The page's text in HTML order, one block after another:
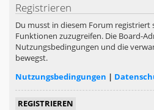
Registrieren
Du musst in diesem Forum
Funktionen zuzugreifen. Die Board-
Nutzungsbedingungen und die
bewegst.
Nutzungsbedingungen |
REGISTRIEREN